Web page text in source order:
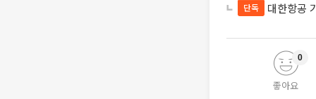
단독 대한항공
좋아요
0